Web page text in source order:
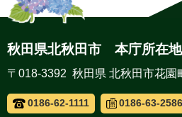
秋田県北秋田市 本庁所在地
〒018-3392 秋田県 北秋田市花園
0186-62-1111 0186-63-2586